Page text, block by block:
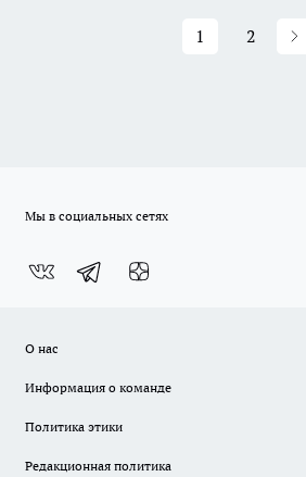
1 2
Мы в социальных сетях
О нас
Информация о команде
Политика этики
Редакционная политика